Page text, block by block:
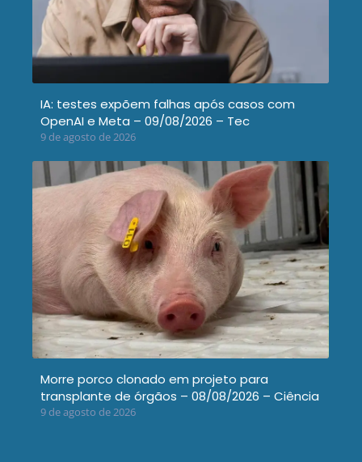
IA: testes expõem falhas após casos com
OpenAI e Meta – 09/08/2026 – Tec
9 de agosto de 2026
Morre porco clonado em projeto para
transplante de órgãos – 08/08/2026 – Ciência
9 de agosto de 2026